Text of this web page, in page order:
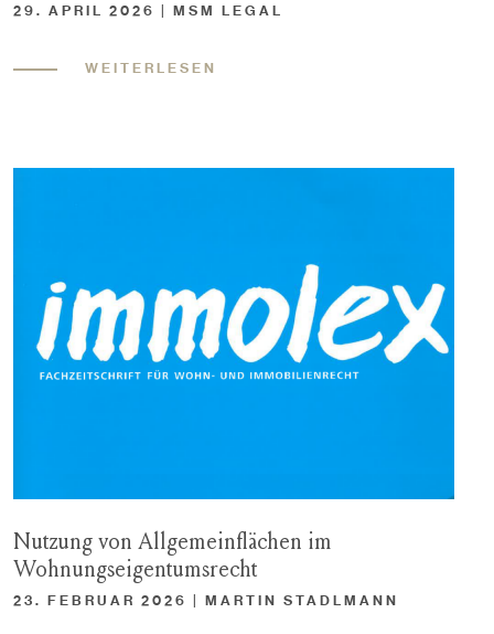
29. APRIL 2026 | MSM LEGAL
WEITERLESEN
Nutzung von Allgemeinflächen im
Wohnungseigentumsrecht
23. FEBRUAR 2026 | MARTIN STADLMANN